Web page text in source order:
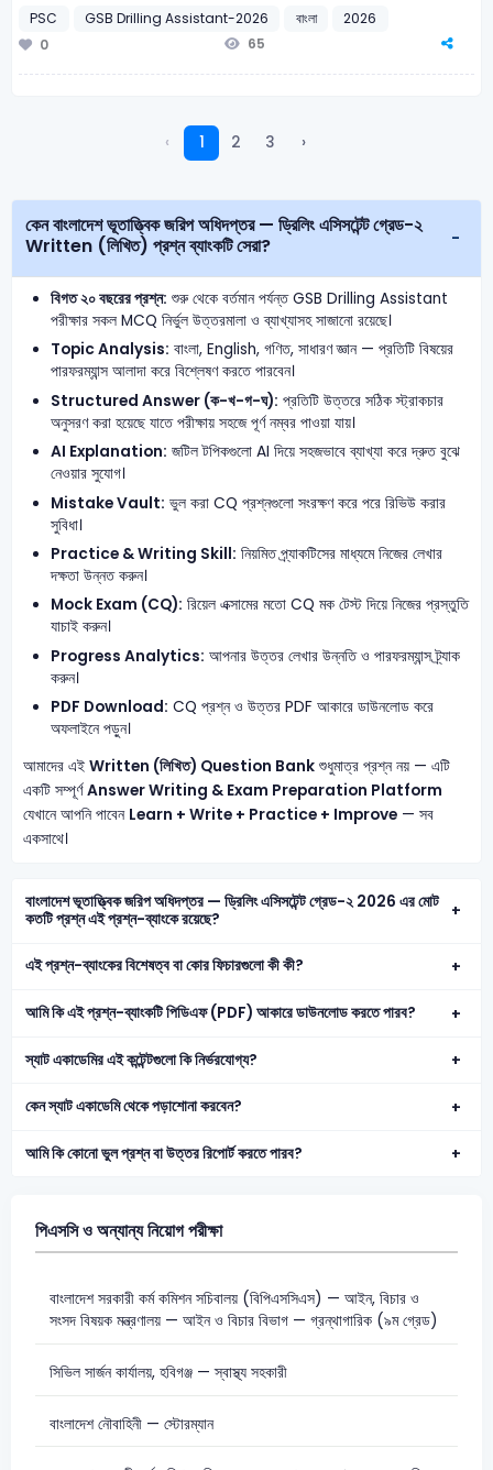
PSC
GSB Drilling Assistant-2026 বাংলা
2026
0
65
‹ 1 2 3 ›
কেন বাংলাদেশ ভূতাত্ত্বিক জরিপ অধিদপ্তর — ড্রিলিং এসিসটেন্ট গ্রেড-২
Written (লিখিত) প্রশ্ন ব্যাংকটি সেরা?
বিগত ২০ বছরের প্রশ্ন: শুরু থেকে বর্তমান পর্যন্ত GSB Drilling Assistant
পরীক্ষার সকল MCQ নির্ভুল উত্তরমালা ও ব্যাখ্যাসহ সাজানো রয়েছে।
Topic Analysis: বাংলা, English, গণিত, সাধারণ জ্ঞান — প্রতিটি বিষয়ের
পারফরম্যান্স আলাদা করে বিশ্লেষণ করতে পারবেন।
Structured Answer (ক-খ-গ-ঘ): প্রতিটি উত্তরে সঠিক স্ট্রাকচার
অনুসরণ করা হয়েছে যাতে পরীক্ষায় সহজে পূর্ণ নম্বর পাওয়া যায়।
AI Explanation: জটিল টপিকগুলো AI দিয়ে সহজভাবে ব্যাখ্যা করে দ্রুত বুঝে
নেওয়ার সুযোগ।
Mistake Vault: ভুল করা CQ প্রশ্নগুলো সংরক্ষণ করে পরে রিভিউ করার
সুবিধা।
Practice & Writing Skill: নিয়মিত প্র্যাকটিসের মাধ্যমে নিজের লেখার
দক্ষতা উন্নত করুন।
Mock Exam (CQ): রিয়েল এক্সামের মতো CQ মক টেস্ট দিয়ে নিজের প্রস্তুতি
যাচাই করুন।
Progress Analytics: আপনার উত্তর লেখার উন্নতি ও পারফরম্যান্স ট্র্যাক
করুন।
PDF Download: CQ প্রশ্ন ও উত্তর PDF আকারে ডাউনলোড করে
অফলাইনে পড়ুন।
আমাদের এই Written (লিখিত) Question Bankশুধুমাত্র প্রশ্ন নয় — এটি
একটি সম্পূর্ণAnswer Writing & Exam Preparation Platform
যেখানে আপনি পাবেন Learn + Write + Practice + Improve— সব
একসাথে।
বাংলাদেশ ভূতাত্ত্বিক জরিপ অধিদপ্তর — ড্রিলিং এসিসটেন্ট গ্রেড-২ 2026 এর মোট
কতটি প্রশ্ন এই প্রশ্ন-ব্যাংকে রয়েছে?
এই প্রশ্ন-ব্যাংকের বিশেষত্ব বা কোর ফিচারগুলো কী কী?
আমি কি এই প্রশ্ন-ব্যাংকটি পিডিএফ (PDF) আকারে ডাউনলোড করতে পারব?
স্যাট একাডেমির এই কন্টেন্টগুলো কি নির্ভরযোগ্য?
কেন স্যাট একাডেমি থেকে পড়াশোনা করবেন?
আমি কি কোনো ভুল প্রশ্ন বা উত্তর রিপোর্ট করতে পারব?
পিএসসি ও অন্যান্য নিয়োগ পরীক্ষা
বাংলাদেশ সরকারী কর্ম কমিশন সচিবালয় (বিপিএসসিএস) — আইন, বিচার ও
সংসদ বিষয়ক মন্ত্রণালয় — আইন ও বিচার বিভাগ — গ্রন্থাগারিক (৯ম গ্রেড)
সিভিল সার্জন কার্যালয়, হবিগঞ্জ — স্বাস্থ্য সহকারী
বাংলাদেশ নৌবাহিনী — স্টোরম্যান